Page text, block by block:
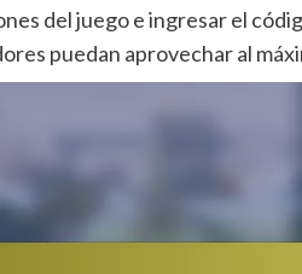
del juego e ingresar el
puedan aprovechar al